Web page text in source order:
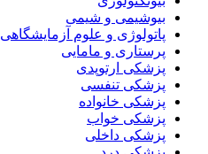
بیوشیمی و شیمی
پاتولوژی و علوم آزمایشگاهی
پرستاری و مامایی
پزشکی ارتوپدی
پزشکی تنفسی
پزشکی خانواده
پزشکی خواب
پزشکی داخلی